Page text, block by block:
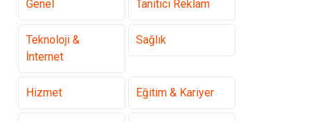
Genel Tanıtıcı Reklam
Teknoloji &
İnternet
Sağlık
Hizmet Eğitim & Kariyer